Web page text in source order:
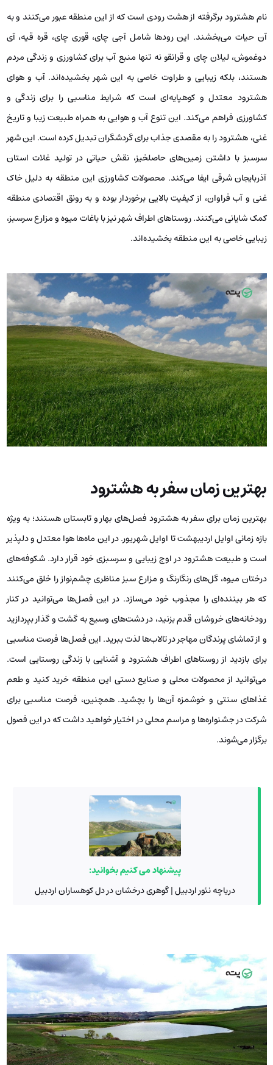
نام هشترود برگرفته از هشت رودی است که از این منطقه عبور می‌کنند و به
آن حیات می‌بخشند. این رودها شامل آجی چای، قوری چای، قره قیه، آی
دوغموش، لیلان چای و قرانقو نه تنها منبع آب برای کشاورزی و زندگی مردم
هستند، بلکه زیبایی و طراوت خاصی به این شهر بخشیده‌اند. آب و هوای
هشترود معتدل و کوهپایه‌ای است که شرایط مناسبی را برای زندگی و
کشاورزی فراهم می‌کند. این تنوع آب و هوایی به همراه طبیعت زیبا و تاریخ
غنی، هشترود را به مقصدی جذاب برای گردشگران تبدیل کرده است. این شهر
سرسبز با داشتن زمین‌های حاصلخیز، نقش حیاتی در تولید غلات استان
آذربایجان شرقی ایفا می‌کند. محصولات کشاورزی این منطقه به دلیل خاک
غنی و آب فراوان، از کیفیت بالایی برخوردار بوده و به رونق اقتصادی منطقه
کمک شایانی می‌کنند. روستاهای اطراف شهر نیز با باغات میوه و مزارع سرسبز،
زیبایی خاصی به این منطقه بخشیده‌اند.
بهترین زمان سفر به هشترود
بهترین زمان برای سفر به هشترود فصل‌های بهار و تابستان هستند؛ به ویژه
بازه زمانی اوایل اردیبهشت تا اوایل شهریور. در این ماه‌ها هوا معتدل و دلپذیر
است و طبیعت هشترود در اوج زیبایی و سرسبزی خود قرار دارد. شکوفه‌های
درختان میوه، گل‌های رنگارنگ و مزارع سبز مناظری چشم‌نواز را خلق می‌کنند
که هر بیننده‌ای را مجذوب خود می‌سازد. در این فصل‌ها می‌توانید در کنار
رودخانه‌های خروشان قدم بزنید، در دشت‌های وسیع به گشت و گذار بپردازید
و از تماشای پرندگان مهاجر در تالاب‌ها لذت ببرید. این فصل‌ها فرصت مناسبی
برای بازدید از روستاهای اطراف هشترود و آشنایی با زندگی روستایی است.
می‌توانید از محصولات محلی و صنایع دستی این منطقه خرید کنید و طعم
غذاهای سنتی و خوشمزه آن‌ها را بچشید. همچنین، فرصت مناسبی برای
شرکت در جشنواره‌ها و مراسم محلی در اختیار خواهید داشت که در این فصول
برگزار می‌شوند.
پیشنهاد می کنیم بخوانید:
دریاچه نئور اردبیل | گوهری درخشان در دل کوهساران اردبیل